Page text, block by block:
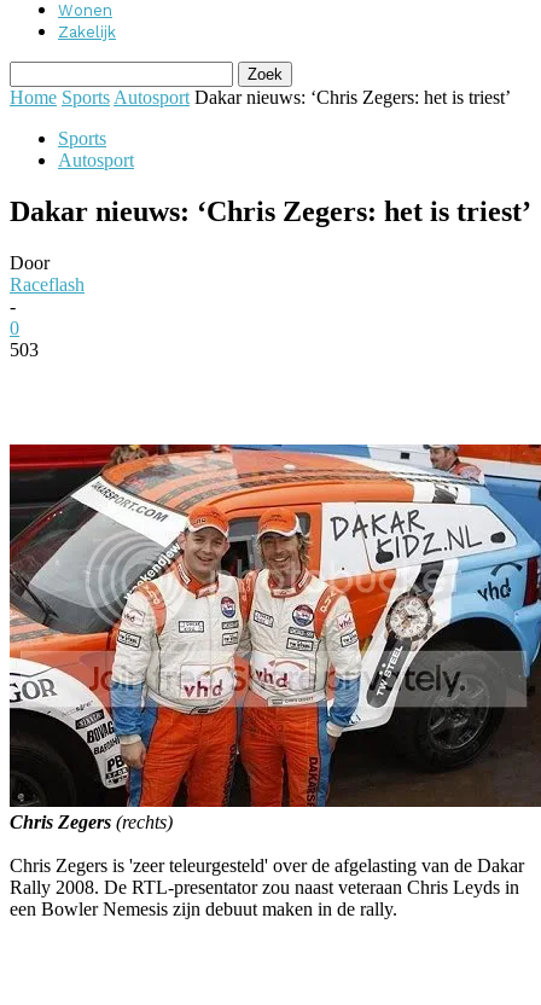
Wonen
Zakelijk
Home Sports Autosport Dakar nieuws: ‘Chris Zegers: het is triest’
Sports
Autosport
Dakar nieuws: ‘Chris Zegers: het is triest’
Door
Raceflash
-
0
503
Chris Zegers (rechts)
Chris Zegers is 'zeer teleurgesteld' over de afgelasting van de Dakar
Rally 2008. De RTL-presentator zou naast veteraan Chris Leyds in
een Bowler Nemesis zijn debuut maken in de rally.